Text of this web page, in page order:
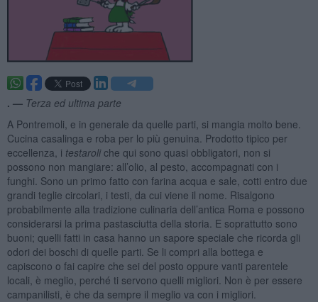
. — Terza ed ultima parte
A Pontremoli, e in generale da quelle parti, si mangia molto bene.
Cucina casalinga e roba per lo più genuina. Prodotto tipico per
eccellenza, i testaroliche qui sono quasi obbligatori, non si
possono non mangiare: all’olio, al pesto, accompagnati con i
funghi. Sono un primo fatto con farina acqua e sale, cotti entro due
grandi teglie circolari, i testi, da cui viene il nome. Risalgono
probabilmente alla tradizione culinaria dell’antica Roma e possono
considerarsi la prima pastasciutta della storia. E soprattutto sono
buoni; quelli fatti in casa hanno un sapore speciale che ricorda gli
odori dei boschi di quelle parti. Se li compri alla bottega e
capiscono o fai capire che sei del posto oppure vanti parentele
locali, è meglio, perché ti servono quelli migliori. Non è per essere
campanilisti, è che da sempre il meglio va con i migliori.